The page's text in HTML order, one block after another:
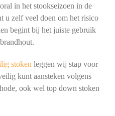
in het stookseizoen in de
u zelf veel doen om het risico
begint bij het juiste gebruik
stoken leggen wij stap voor
kunt aansteken volgens
ook wel top down stoken